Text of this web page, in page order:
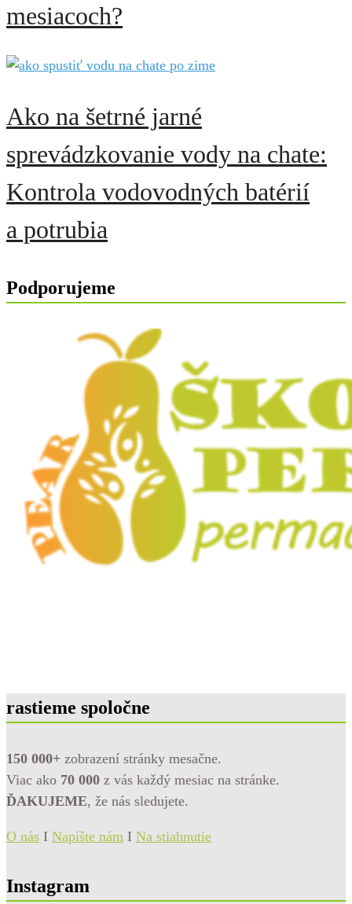
mesiacoch?
Ako na šetrné jarné
sprevádzkovanie vody na chate:
Kontrola vodovodných batérií
a potrubia
Podporujeme
rastieme spoločne
150 000+ zobrazení stránky mesačne.
Viac ako 70 000 z vás každý mesiac na stránke.
ĎAKUJEME, že nás sledujete.
O nás I Napíšte nám I Na stiahnutie
Instagram